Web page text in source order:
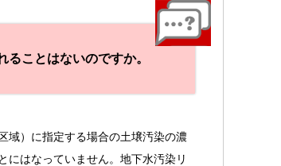
ことはないのですか。
域）に指定する場合の土壌汚染の濃
にはなっていません。地下水汚染リ